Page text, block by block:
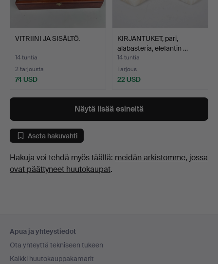
VITRIINI JA SISÄLTÖ.
14 tuntia
2 tarjousta
74 USD
KIRJANTUKET, pari,
alabasteria, elefantin …
14 tuntia
Tarjous
22 USD
Näytä lisää esineitä
Aseta hakuvahti
Hakuja voi tehdä myös täällä: meidän arkistomme, jossa
ovat päättyneet huutokaupat.
Apua ja yhteystiedot
Ota yhteyttä tekniseen tukeen
Kaikki huutokauppakamarit